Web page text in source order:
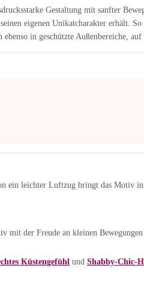
Gestaltung mit sanfter
eigenen Unikatcharakter erhält.
in geschützte Außenbereiche, auf
ein leichter Luftzug bringt das
mit der Freude an kleinen
Küstengefühl und Shabby-Chic-